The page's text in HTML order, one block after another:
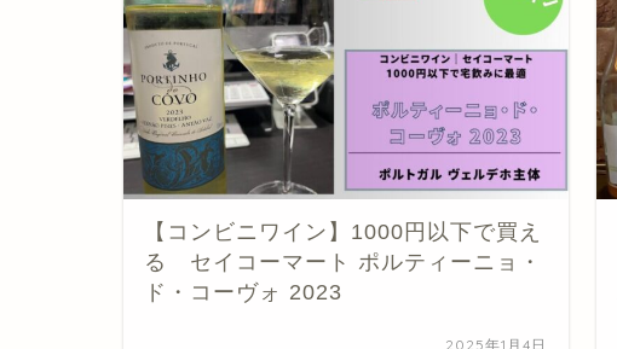
【コンビニワイン】1000円以下で買え
る セイコーマート ポルティーニョ・
ド・コーヴォ 2023
2025年1月4日